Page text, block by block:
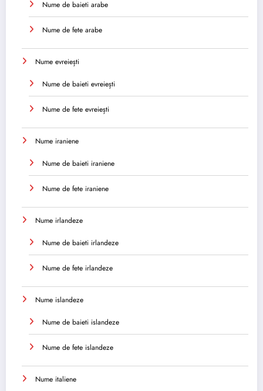
Nume de baieti arabe
Nume de fete arabe
Nume evreiești
Nume de baieti evreiești
Nume de fete evreiești
Nume iraniene
Nume de baieti iraniene
Nume de fete iraniene
Nume irlandeze
Nume de baieti irlandeze
Nume de fete irlandeze
Nume islandeze
Nume de baieti islandeze
Nume de fete islandeze
Nume italiene